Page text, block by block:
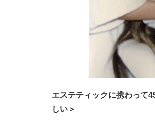
エステティックに携わって
しい＞